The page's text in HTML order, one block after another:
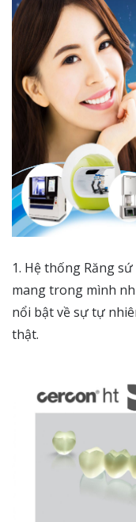
1. Hệ thống Răng
mang trong mình
nổi bật về sự tự
thật.